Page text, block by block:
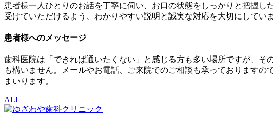
患者様一人ひとりのお話を丁寧に伺い、お口の状態をしっかりと把握
受けていただけるよう、わかりやすい説明と誠実な対応を大切にしていま
患者様へのメッセージ
歯科医院は「できれば通いたくない」と感じる方も多い場所ですが、
も構いません。メールやお電話、ご来院でのご相談も承っております
まいります。
ALL